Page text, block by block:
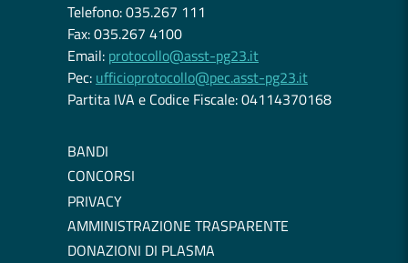
Telefono: 035.267 111
Fax: 035.267 4100
Email: protocollo@asst-pg23.it
Pec: ufficioprotocollo@pec.asst-pg23.it
Partita IVA e Codice Fiscale: 04114370168
BANDI
CONCORSI
PRIVACY
AMMINISTRAZIONE TRASPARENTE
DONAZIONI DI PLASMA